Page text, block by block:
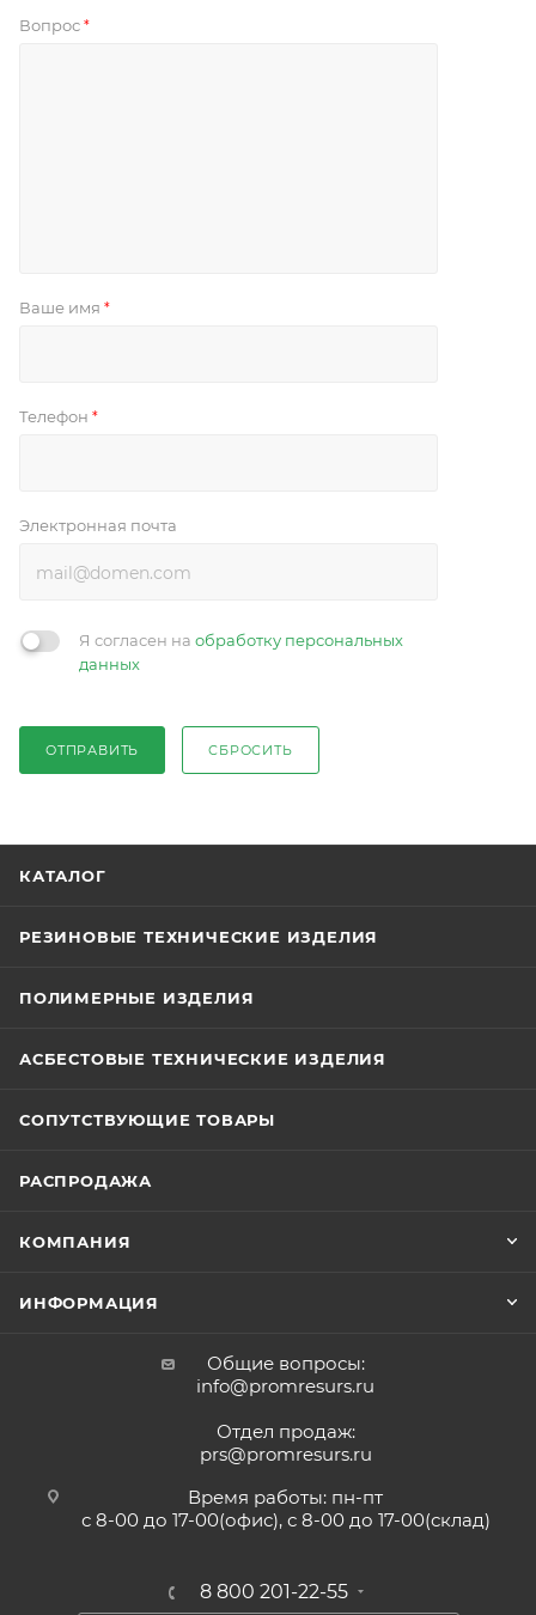
Вопрос *
Ваше имя *
Телефон *
Электронная почта
Я согласен на обработку персональных
данных
ОТПРАВИТЬ СБРОСИТЬ
КАТАЛОГ
РЕЗИНОВЫЕ ТЕХНИЧЕСКИЕ ИЗДЕЛИЯ
ПОЛИМЕРНЫЕ ИЗДЕЛИЯ
АСБЕСТОВЫЕ ТЕХНИЧЕСКИЕ ИЗДЕЛИЯ
СОПУТСТВУЮЩИЕ ТОВАРЫ
РАСПРОДАЖА
КОМПАНИЯ
ИНФОРМАЦИЯ
Общие вопросы:
info@promresurs.ru
Отдел продаж:
prs@promresurs.ru
Время работы: пн-пт
с 8-00 до 17-00(офис), с 8-00 до 17-00(склад)
8 800 201-22-55